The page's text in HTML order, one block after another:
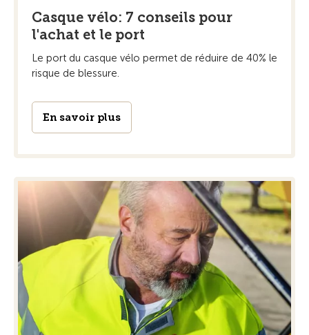
Casque vélo: 7 conseils pour
l'achat et le port
Le port du casque vélo permet de réduire de 40% le
risque de blessure.
En savoir plus